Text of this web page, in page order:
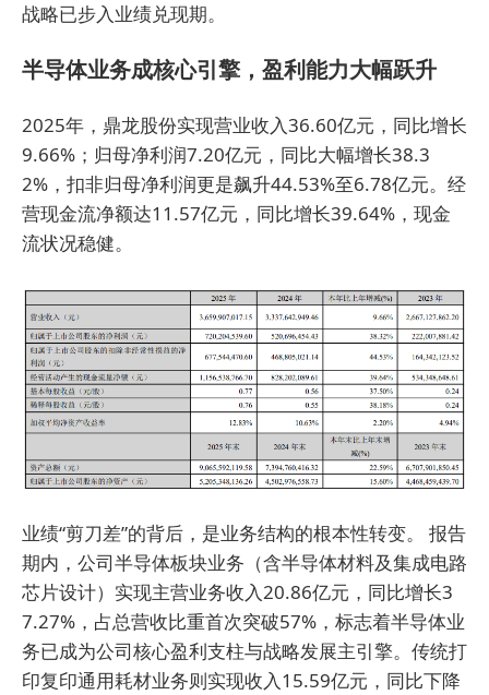
战略已步入业绩兑现期。
半导体业务成核心引擎，盈利能力大幅跃升
2025年，鼎龙股份实现营业收入36.60亿元，同比增长
9.66%；归母净利润7.20亿元，同比大幅增长38.3
2%，扣非归母净利润更是飙升44.53%至6.78亿元。经
营现金流净额达11.57亿元，同比增长39.64%，现金
流状况稳健。
业绩“剪刀差”的背后，是业务结构的根本性转变。 报告
期内，公司半导体板块业务（含半导体材料及集成电路
芯片设计）实现主营业务收入20.86亿元，同比增长3
7.27%，占总营收比重首次突破57%，标志着半导体业
务已成为公司核心盈利支柱与战略发展主引擎。传统打
印复印通用耗材业务则实现收入15.59亿元，同比下降